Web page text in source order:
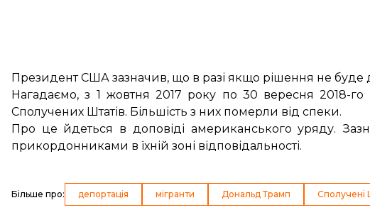
Президент США зазначив, що в разі якщо рішення не буде
Нагадаємо, з 1 жовтня 2017 року по 30 вересня 2018-го
Сполучених Штатів. Більшість з них померли від спеки.
Про це йдеться в доповіді американського уряду.
прикордонниками в їхній зоні відповідальності.
Більше про: депортація мігранти Дональд Трамп Сполучені